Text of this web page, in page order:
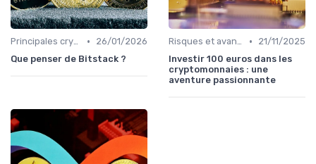
Principales cryptomonnaies pour l'investissement •
26/01/2026
Que penser de Bitstack ?
Risques et avantages •
21/11/2025
Investir 100 euros dans les
cryptomonnaies : une
aventure passionnante